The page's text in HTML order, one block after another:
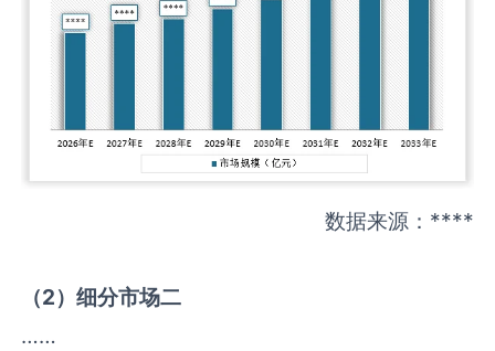
数据来源：****
（2）细分市场二
……